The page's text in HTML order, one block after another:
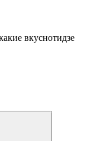
вкуснотидзе